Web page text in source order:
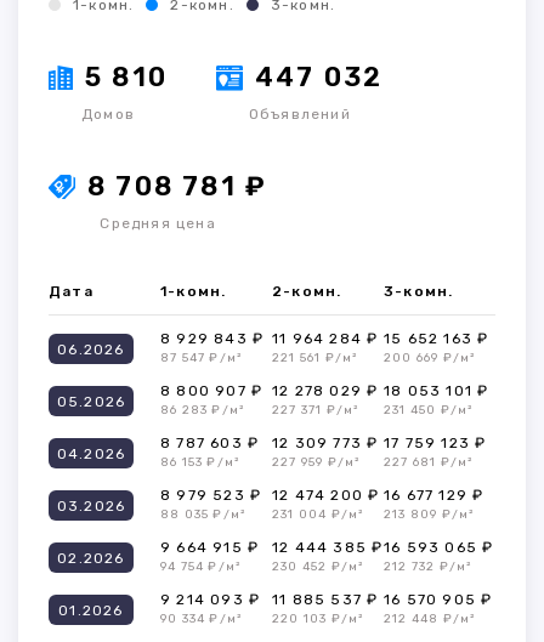
1-комн. 2-комн. 3-комн.
5 810
Домов
447 032
Объявлений
8 708 781 ₽
Средняя цена
Дата 1-комн. 2-комн. 3-комн.
06.2026
8 929 843 ₽
87 547 ₽/м²
11 964 284 ₽
221 561 ₽/м²
15 652 163 ₽
200 669 ₽/м²
05.2026
8 800 907 ₽
86 283 ₽/м²
12 278 029 ₽
227 371 ₽/м²
18 053 101 ₽
231 450 ₽/м²
04.2026
8 787 603 ₽
86 153 ₽/м²
12 309 773 ₽
227 959 ₽/м²
17 759 123 ₽
227 681 ₽/м²
03.2026
8 979 523 ₽
88 035 ₽/м²
12 474 200 ₽
231 004 ₽/м²
16 677 129 ₽
213 809 ₽/м²
02.2026
9 664 915 ₽
94 754 ₽/м²
12 444 385 ₽
230 452 ₽/м²
16 593 065 ₽
212 732 ₽/м²
01.2026
9 214 093 ₽
90 334 ₽/м²
11 885 537 ₽
220 103 ₽/м²
16 570 905 ₽
212 448 ₽/м²